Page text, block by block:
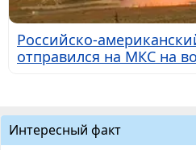
Российско-
отправился на МКС на
Интересный факт